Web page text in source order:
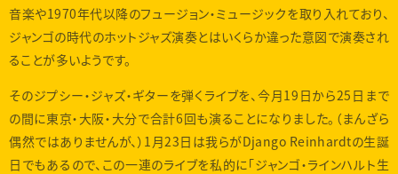
音楽や1970年代以降のフュージョン・ミュージックを取り入れており、
ジャンゴの時代のホットジャズ演奏とはいくらか違った意図で演奏され
ることが多いようです。
そのジプシー・ジャズ・ギターを弾くライブを、今月19日から25日まで
の間に東京・大阪・大分で合計6回も演ることになりました。（まんざら
偶然ではありませんが、）1月23日は我らがDjango Reinhardtの生誕
日でもあるので、この一連のライブを私的に「ジャンゴ・ラインハルト生